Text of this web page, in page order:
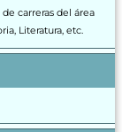
carreras del área
Literatura, etc.